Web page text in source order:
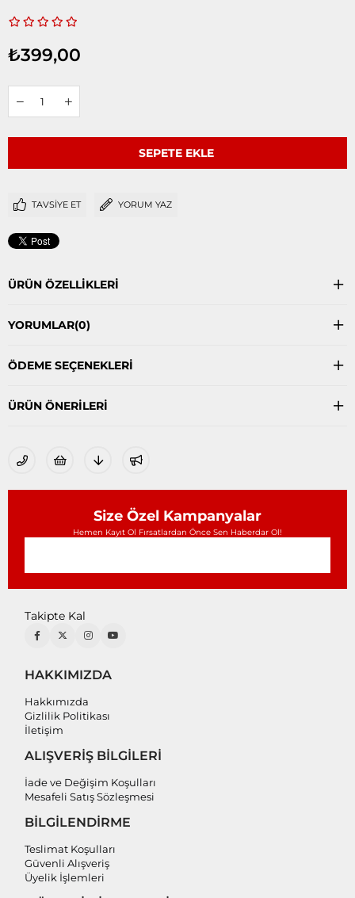
₺399,00
TAVSIYE ET YORUM YAZ
ÜRÜN ÖZELLIKLERI
YORUMLAR(0)
ÖDEME SEÇENEKLERI
ÜRÜN ÖNERILERI
Size Özel Kampanyalar
Hemen Kayıt Ol Fırsatlardan Önce Sen Haberdar Ol!
Takipte Kal
HAKKIMIZDA
Hakkımızda
Gizlilik Politikası
İletişim
ALIŞVERİŞ BİLGİLERİ
İade ve Değişim Koşulları
Mesafeli Satış Sözleşmesi
BİLGİLENDİRME
Teslimat Koşulları
Güvenli Alışveriş
Üyelik İşlemleri